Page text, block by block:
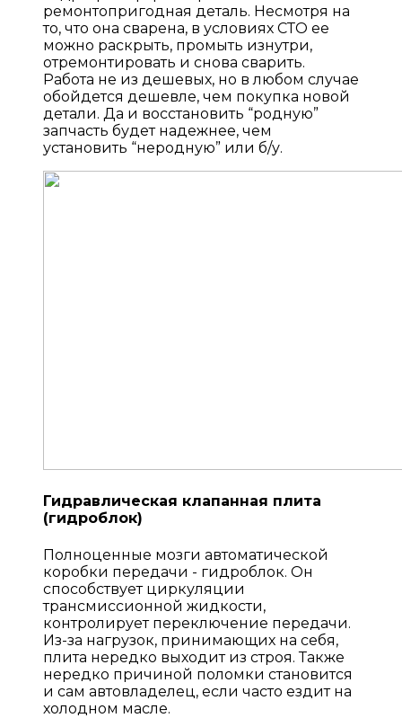
ремонтопригодная деталь. Несмотря на
то, что она сварена, в условиях СТО ее
можно раскрыть, промыть изнутри,
отремонтировать и снова сварить.
Работа не из дешевых, но в любом случае
обойдется дешевле, чем покупка новой
детали. Да и восстановить “родную”
запчасть будет надежнее, чем
установить “неродную” или б/у.
Гидравлическая клапанная плита
(гидроблок)
Полноценные мозги автоматической
коробки передачи - гидроблок. Он
способствует циркуляции
трансмиссионной жидкости,
контролирует переключение передачи.
Из-за нагрузок, принимающих на себя,
плита нередко выходит из строя. Также
нередко причиной поломки становится
и сам автовладелец, если часто ездит на
холодном масле.